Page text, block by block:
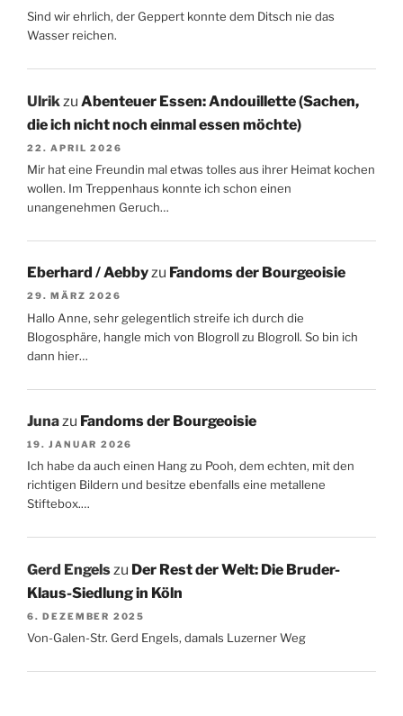
Sind wir ehrlich, der Geppert konnte dem Ditsch nie das
Wasser reichen.
Ulrik zu Abenteuer Essen: Andouillette (Sachen,
die ich nicht noch einmal essen möchte)
22. APRIL 2026
Mir hat eine Freundin mal etwas tolles aus ihrer Heimat kochen
wollen. Im Treppenhaus konnte ich schon einen
unangenehmen Geruch…
Eberhard / Aebbyzu Fandoms der Bourgeoisie
29. MÄRZ 2026
Hallo Anne, sehr gelegentlich streife ich durch die
Blogosphäre, hangle mich von Blogroll zu Blogroll. So bin ich
dann hier…
Junazu Fandoms der Bourgeoisie
19. JANUAR 2026
Ich habe da auch einen Hang zu Pooh, dem echten, mit den
richtigen Bildern und besitze ebenfalls eine metallene
Stiftebox.…
Gerd Engelszu Der Rest der Welt: Die Bruder-
Klaus-Siedlung in Köln
6. DEZEMBER 2025
Von-Galen-Str. Gerd Engels, damals Luzerner Weg